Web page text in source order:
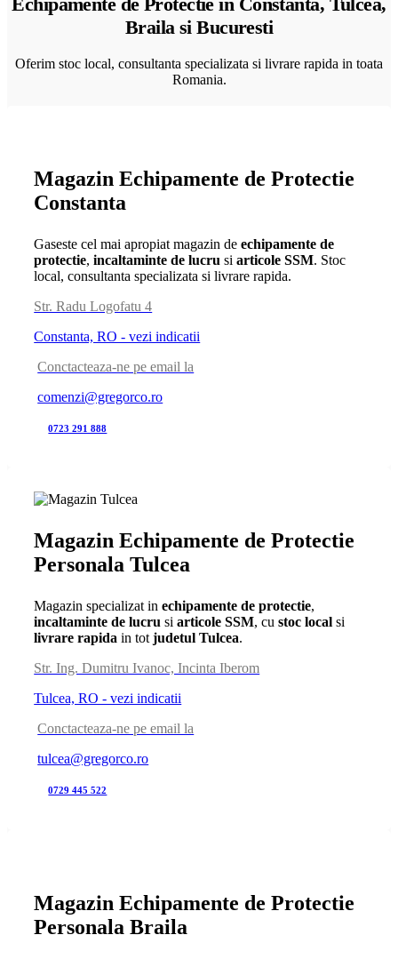
Braila si Bucuresti
Oferim stoc local, consultanta specializata si livrare rapida in toata
Romania.
Magazin Echipamente de Protectie
Constanta
Gaseste cel mai apropiat magazin deechipamente de
protectie,incaltaminte de lucru siarticole SSM. Stoc
local, consultanta specializata si livrare rapida.
Str. Radu Logofatu 4
Constanta, RO - vezi indicatii
Conctacteaza-ne pe email la
comenzi@gregorco.ro
0723 291 888
Magazin Echipamente de Protectie
Personala Tulcea
Magazin specializat inechipamente de protectie,
incaltaminte de lucru siarticole SSM, cu stoc local si
livrare rapida in totjudetul Tulcea.
Str. Ing. Dumitru Ivanoc, Incinta Iberom
Tulcea, RO - vezi indicatii
Conctacteaza-ne pe email la
tulcea@gregorco.ro
0729 445 522
Magazin Echipamente de Protectie
Personala Braila